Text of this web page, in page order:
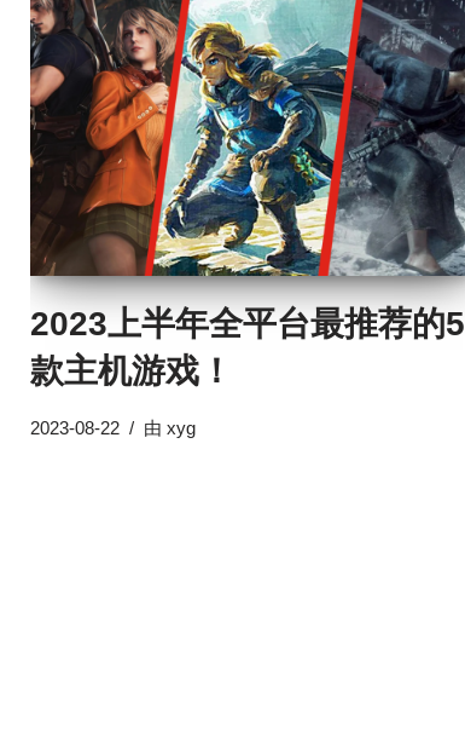
2023上半年全平台最推荐的5
款主机游戏！
2023-08-22 由 xyg